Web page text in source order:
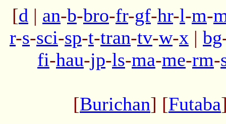
[d | an-b-bro-fr-gf-hr-l-m-
r-s-sci-sp-t-tran-tv-w-x | bg
fi-hau-jp-ls-ma-me-rm-
[Burichan] [Futaba